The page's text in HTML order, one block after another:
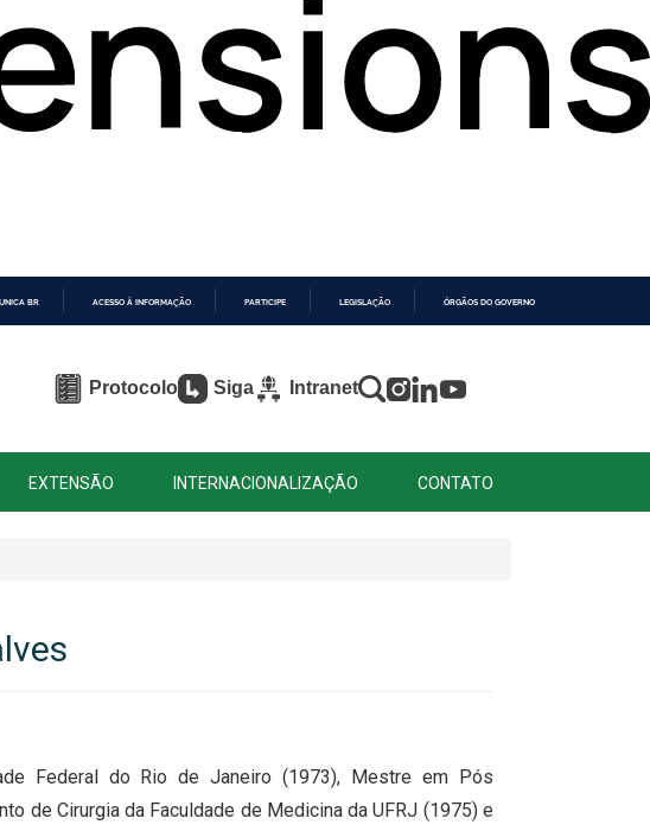
BR ACESSO À INFORMAÇÃO PARTICIPE LEGISLAÇÃO ÓRGÃOS DO GOVERNO
Protocolo Siga Intranet
EXTENSÃO INTERNACIONALIZAÇÃO CONTATO
Federal do Rio de Janeiro (1973), Mestre em Pós
de Cirurgia da Faculdade de Medicina da UFRJ (1975) e